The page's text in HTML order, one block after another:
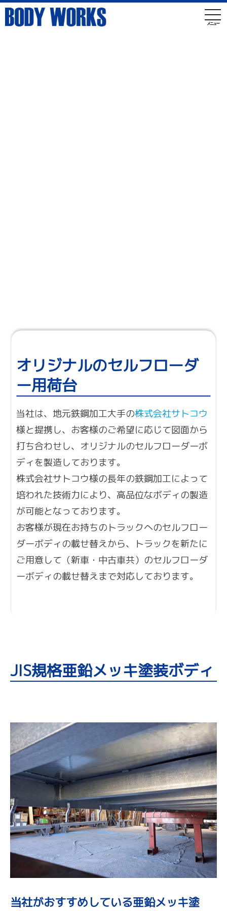
メニュー
オリジナルのセルフローダ
ー用荷台
当社は、地元鉄鋼加工大手の株式会社サトコウ
様と提携し、お客様のご希望に応じて図面から
打ち合わせし、オリジナルのセルフローダーボ
ディを製造しております。
株式会社サトコウ様の長年の鉄鋼加工によって
培われた技術力により、高品位なボディの製造
が可能となっております。
お客様が現在お持ちのトラックへのセルフロー
ダーボディの載せ替えから、トラックを新たに
ご用意して（新車・中古車共）のセルフローダ
ーボディの載せ替えまで対応しております。
JIS規格亜鉛メッキ塗装ボディ
当社がおすすめしている亜鉛メッキ塗